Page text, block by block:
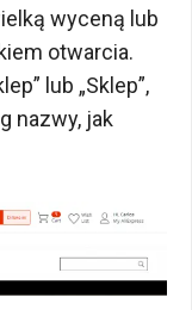
wyceną lub
otwarcia.
lub „Sklep”,
nazwy, jak